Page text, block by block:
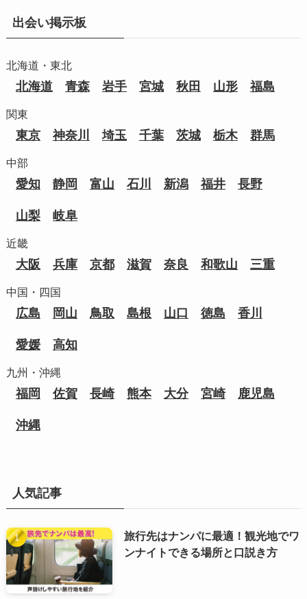
出会い掲示板
北海道・東北
北海道 青森 岩手 宮城 秋田 山形 福島
関東
東京 神奈川 埼玉 千葉 茨城 栃木 群馬
中部
愛知 静岡 富山 石川 新潟 福井 長野
山梨 岐阜
近畿
大阪 兵庫 京都 滋賀 奈良 和歌山 三重
中国・四国
広島 岡山 鳥取 島根 山口 徳島 香川
愛媛 高知
九州・沖縄
福岡 佐賀 長崎 熊本 大分 宮崎 鹿児島
沖縄
人気記事
旅行先はナンパに最適！観光地でワ
ンナイトできる場所と口説き方